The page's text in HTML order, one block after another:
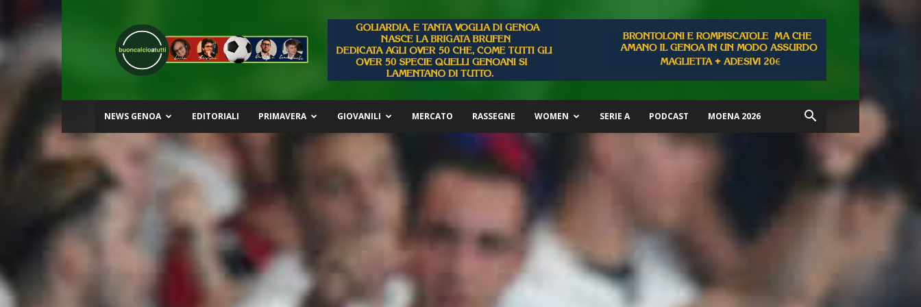
Buon
Calcio
a
Tutti
NEWS GENOA EDITORIALI PRIMAVERA GIOVANILI MERCATO RASSEGNE WOMEN SERIE A PODCAST MOENA 2026